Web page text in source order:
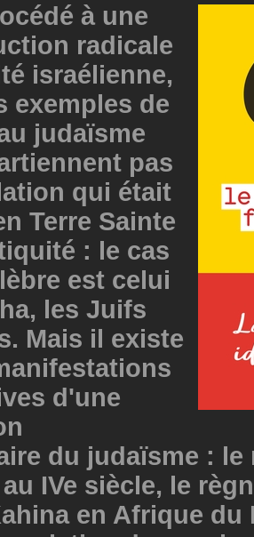
à une
radicale
israélienne,
exemples de
judaïsme
pas
qui était
Terre Sainte
: le cas
est celui
les Juifs
Mais il existe
d'une
du judaïsme : le
IVe siècle, le
en Afrique du